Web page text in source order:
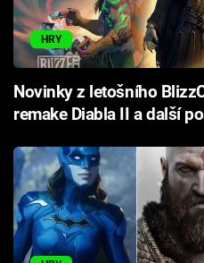
Přihlášení
Sledujte nás
HRY
Novinky z letošního
remake Diabla II a další